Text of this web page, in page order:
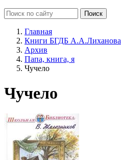
Главная
Книги БГДБ А.А.Лиханова
Архив
Папа, книга, я
Чучело
Чучело